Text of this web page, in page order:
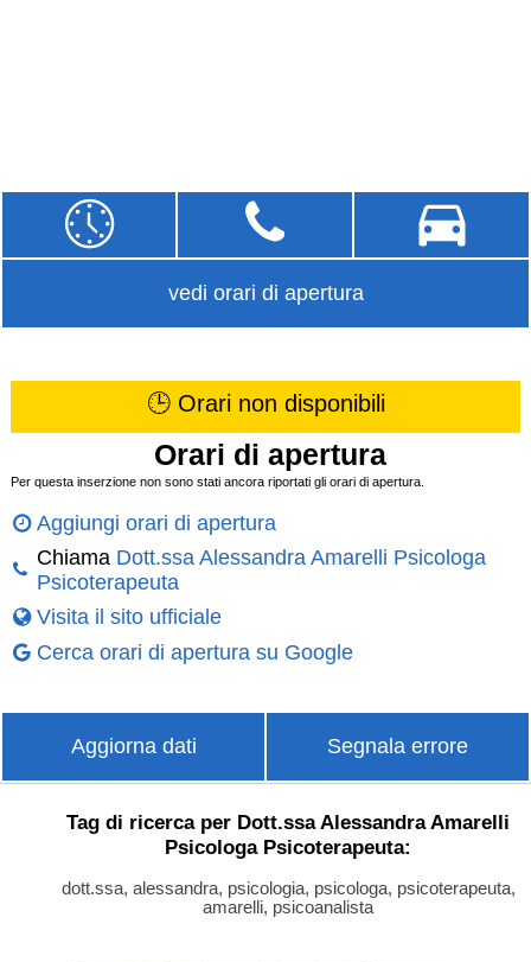
vedi orari di apertura
🕒 Orari non disponibili
Orari di apertura
Per questa inserzione non sono stati ancora riportati gli orari di apertura.
Aggiungi orari di apertura
Chiama Dott.ssa Alessandra Amarelli Psicologa
Psicoterapeuta
Visita il sito ufficiale
Cerca orari di apertura su Google
Aggiorna dati Segnala errore
Tag di ricerca per Dott.ssa Alessandra Amarelli
Psicologa Psicoterapeuta:
dott.ssa, alessandra, psicologia, psicologa, psicoterapeuta,
amarelli, psicoanalista